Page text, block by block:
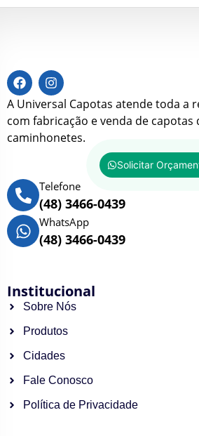
A Universal Capotas atende toda a
com fabricação e venda de capotas
caminhonetes.
Solicitar
Telefone
(48) 3466-0439
WhatsApp
(48) 3466-0439
Institucional
Sobre Nós
Produtos
Cidades
Fale Conosco
Política de Privacidade